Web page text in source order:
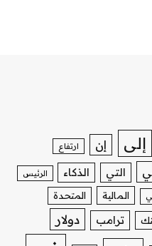
إلى إن ارتفاع
التي الذكاء الرئيس
المالية المتحدة
ترامب دولار